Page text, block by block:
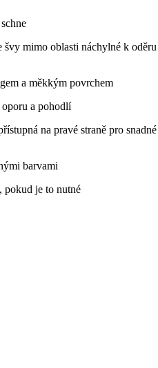
mimo oblasti náchylné k oděru
a měkkým povrchem
a pohodlí
na pravé straně pro snadné
barvami
pokud je to nutné